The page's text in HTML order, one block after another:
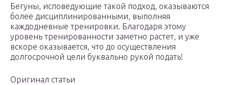
Бегуны, исповедующие такой подход, оказываются
более дисциплинированными, выполняя
каждодневные тренировки. Благодаря этому
уровень тренированности заметно растет, и уже
вскоре оказывается, что до осуществления
долгосрочной цели буквально рукой подать!
Оригинал статьи